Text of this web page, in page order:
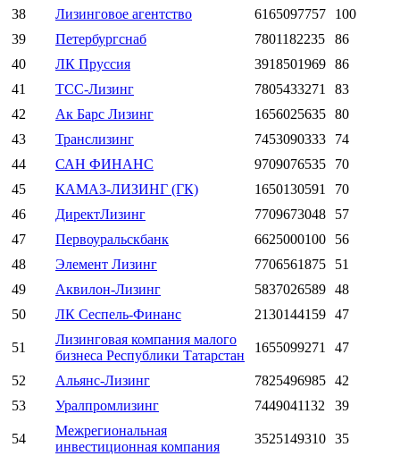
38
Лизинговое агентство 6165097757
100
39
Петербургснаб 7801182235
86
40
ЛК Пруссия 3918501969 86
41
ТСС-Лизинг 7805433271
83
42
Ак Барс Лизинг 1656025635 80
43
Транслизинг 7453090333
74
44
САН ФИНАНС 9709076535
70
45
КАМАЗ-ЛИЗИНГ (ГК) 1650130591
70
46
ДиректЛизинг 7709673048
57
47
Первоуральскбанк 6625000100
56
48
Элемент Лизинг 7706561875
51
49
Аквилон-Лизинг 5837026589 48
50
ЛК Сеспель-Финанс 2130144159 47
51
Лизинговая компания малого
бизнеса Республики Татарстан
1655099271 47
52 Альянс-Лизинг 7825496985 42
53
Уралпромлизинг 7449041132 39
54
Межрегиональная
инвестиционная компания
3525149310 35